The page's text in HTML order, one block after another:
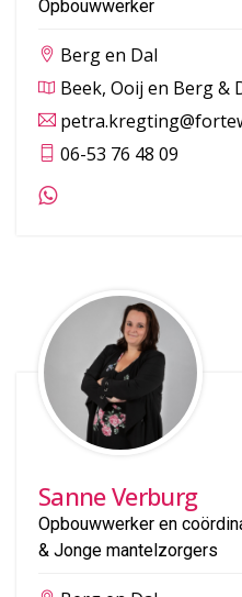
Opbouwwerker
Berg en Dal
Beek, Ooij en Berg &
06-53 76 48 09
Sanne Verburg
Opbouwwerker en
& Jonge mantelzorgers